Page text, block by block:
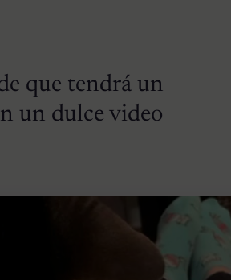
que tendrá un
un dulce video